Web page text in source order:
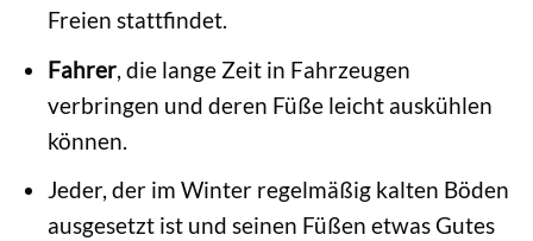
Freien stattfindet.
Fahrer, die lange Zeit in Fahrzeugen
verbringen und deren Füße leicht auskühlen
können.
Jeder, der im Winter regelmäßig kalten Böden
ausgesetzt ist und seinen Füßen etwas Gutes